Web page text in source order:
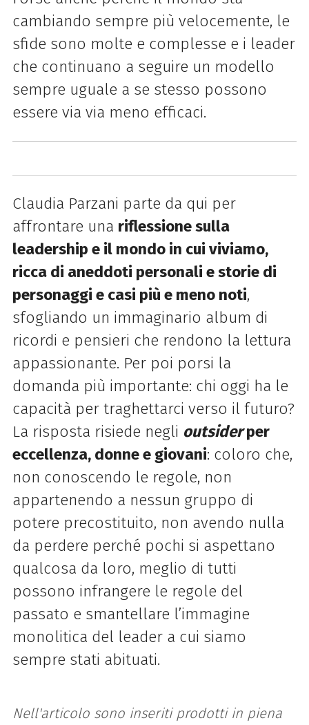
cambiando sempre più velocemente, le
sfide sono molte e complesse e i leader
che continuano a seguire un modello
sempre uguale a se stesso possono
essere via via meno efficaci.
Claudia Parzani parte da qui per
affrontare una riflessione sulla
leadership e il mondo in cui viviamo,
ricca di aneddoti personali e storie di
personaggi e casi più e meno noti,
sfogliando un immaginario album di
ricordi e pensieri che rendono la lettura
appassionante. Per poi porsi la
domanda più importante: chi oggi ha le
capacità per traghettarci verso il futuro?
La risposta risiede negli outsiderper
eccellenza, donne e giovani: coloro che,
non conoscendo le regole, non
appartenendo a nessun gruppo di
potere precostituito, non avendo nulla
da perdere perché pochi si aspettano
qualcosa da loro, meglio di tutti
possono infrangere le regole del
passato e smantellare l’immagine
monolitica del leader a cui siamo
sempre stati abituati.
Nell'articolo sono inseriti prodotti in piena